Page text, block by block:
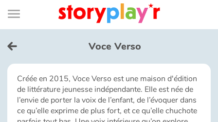
Connexion
Bibliothèque
de
page
Menu
Je me connecte
Tester gratuitement
Voce Verso
Créée en 2015, Voce Verso est une maison d'édition
de littérature jeunesse indépendante. Elle est née de
l’envie de porter la voix de l’enfant, de l’évoquer dans
ce qu’elle exprime de plus fort, et ce qu’elle chuchote